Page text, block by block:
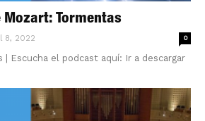
Mozart: Tormentas
8, 2022 0
| Escucha el podcast aquí: Ir a descargar